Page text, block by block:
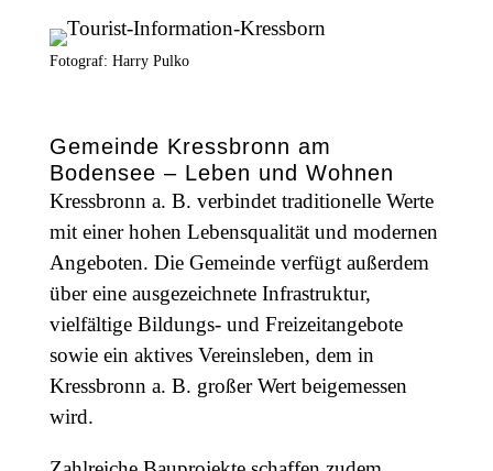
Fotograf: Harry Pulko
Gemeinde Kressbronn am
Bodensee – Leben und Wohnen
Kressbronn a. B. verbindet traditionelle Werte
mit einer hohen Lebensqualität und modernen
Angeboten. Die Gemeinde verfügt außerdem
über eine ausgezeichnete Infrastruktur,
vielfältige Bildungs- und Freizeitangebote
sowie ein aktives Vereinsleben, dem in
Kressbronn a. B. großer Wert beigemessen
wird.